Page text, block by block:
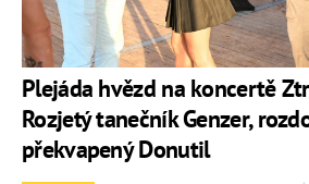
Plejáda hvězd na koncertě
Rozjetý tanečník Genzer,
překvapený Donutil